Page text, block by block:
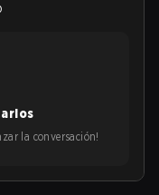
la conversación!